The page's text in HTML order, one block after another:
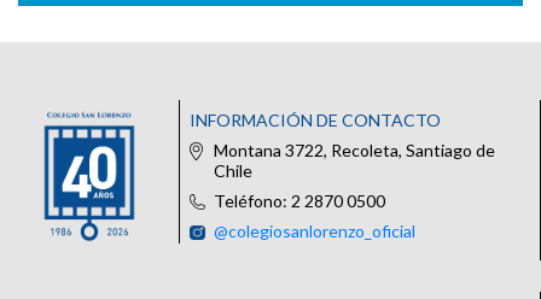
INFORMACIÓN DE CONTACTO
Montana 3722, Recoleta, Santiago de
Chile
Teléfono: 2 2870 0500
@colegiosanlorenzo_oficial